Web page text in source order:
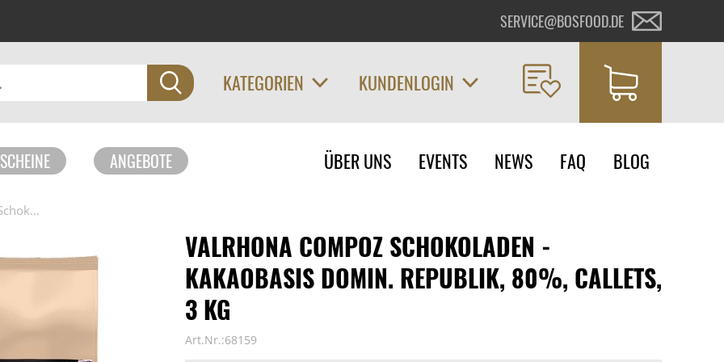
SERVICE@BOSFOOD.DE
KATEGORIEN KUNDENLOGIN
ANGEBOTE
Navigation
überspringen
ÜBER UNS EVENTS NEWS FAQ BLOG
VALRHONA COMPOZ SCHOKOLADEN -
KAKAOBASIS DOMIN. REPUBLIK, 80%, CALLETS,
3 KG
Art.Nr.:68159